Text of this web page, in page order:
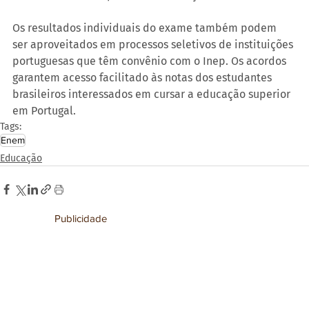
Os resultados individuais do exame também podem
ser aproveitados em processos seletivos de instituições
portuguesas que têm convênio com o Inep. Os acordos
garantem acesso facilitado às notas dos estudantes
brasileiros interessados em cursar a educação superior
em Portugal.
Tags:
Enem
Educação
Publicidade